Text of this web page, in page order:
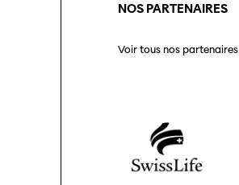
NOS PARTENAIRES
Voir tous nos partenaires